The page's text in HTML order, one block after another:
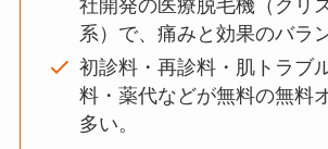
社開発の医療脱毛機（クリ
系）で、痛みと効果のバラ
初診料・再診料・肌トラブ
料・薬代などが無料の無料
多い。